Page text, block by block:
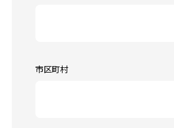
市区町村